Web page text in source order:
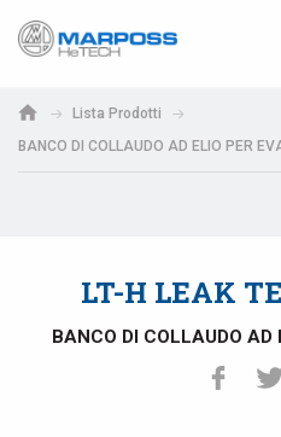
Marposs
Lista Prodotti
BANCO DI COLLAUDO AD ELIO PER
LT-H LEAK
BANCO DI COLLAUDO AD
中文
한국어
LOGIN RECUPERA PASSWORD
E-mail